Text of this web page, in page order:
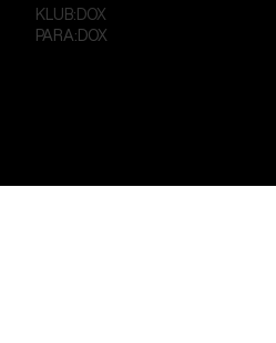
KLUB:DOX
PARA:DOX